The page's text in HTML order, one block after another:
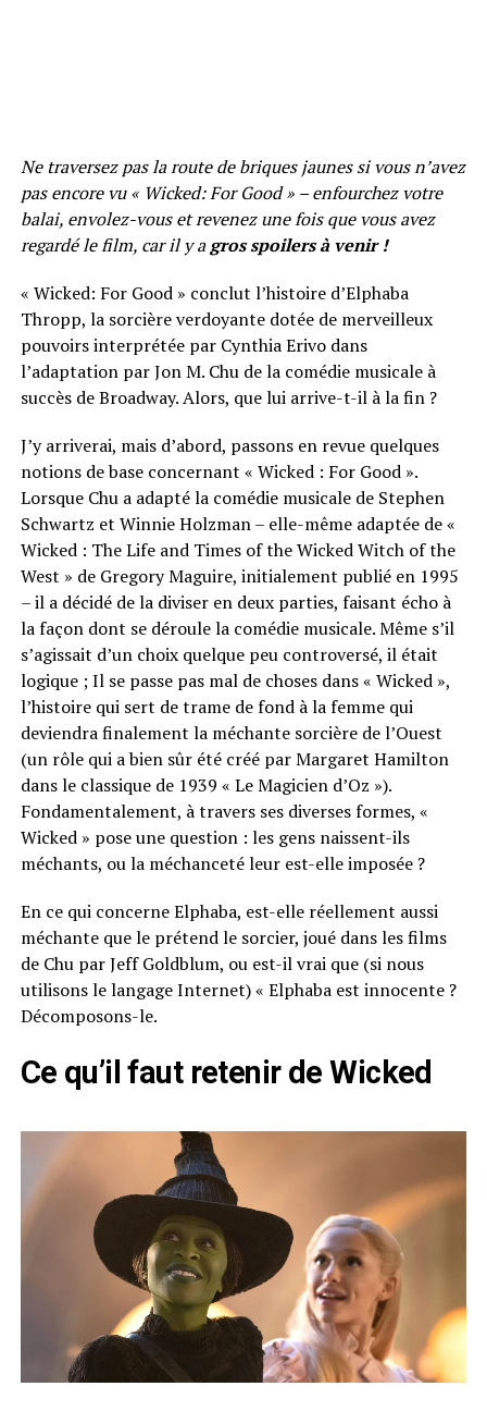
Ne traversez pas la route de briques jaunes si vous n’avez
pas encore vu « Wicked: For Good » – enfourchez votre
balai, envolez-vous et revenez une fois que vous avez
regardé le film, car il y agros spoilers à venir !
« Wicked: For Good » conclut l’histoire d’Elphaba
Thropp, la sorcière verdoyante dotée de merveilleux
pouvoirs interprétée par Cynthia Erivo dans
l’adaptation par Jon M. Chu de la comédie musicale à
succès de Broadway. Alors, que lui arrive-t-il à la fin ?
J’y arriverai, mais d’abord, passons en revue quelques
notions de base concernant « Wicked : For Good ».
Lorsque Chu a adapté la comédie musicale de Stephen
Schwartz et Winnie Holzman – elle-même adaptée de «
Wicked : The Life and Times of the Wicked Witch of the
West » de Gregory Maguire, initialement publié en 1995
– il a décidé de la diviser en deux parties, faisant écho à
la façon dont se déroule la comédie musicale. Même s’il
s’agissait d’un choix quelque peu controversé, il était
logique ; Il se passe pas mal de choses dans « Wicked »,
l’histoire qui sert de trame de fond à la femme qui
deviendra finalement la méchante sorcière de l’Ouest
(un rôle qui a bien sûr été créé par Margaret Hamilton
dans le classique de 1939 « Le Magicien d’Oz »).
Fondamentalement, à travers ses diverses formes, «
Wicked » pose une question : les gens naissent-ils
méchants, ou la méchanceté leur est-elle imposée ?
En ce qui concerne Elphaba, est-elle réellement aussi
méchante que le prétend le sorcier, joué dans les films
de Chu par Jeff Goldblum, ou est-il vrai que (si nous
utilisons le langage Internet) « Elphaba est innocente ?
Décomposons-le.
Ce qu’il faut retenir de Wicked